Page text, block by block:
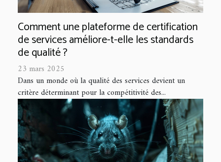
Comment une plateforme de certification
de services améliore-t-elle les standards
de qualité ?
23 mars 2025
Dans un monde où la qualité des services devient un
critère déterminant pour la compétitivité des...